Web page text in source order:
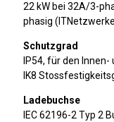
22 kW bei 32A/3-
phasig
Schutzgrad
IP54, für den
IK8
Ladebuchse
IEC 62196-2 Typ 2